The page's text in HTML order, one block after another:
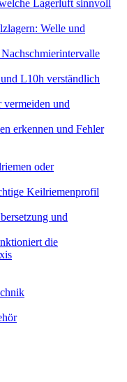
Lagerluft sinnvoll
Welle und
L10h verständlich
und
erkennen und Fehler
oder
Keilriemenprofil
und
die